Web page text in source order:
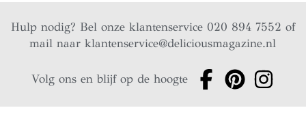
Hulp nodig? Bel onze klantenservice 020 894 7552 of
mail naarklantenservice@deliciousmagazine.nl
Volg ons en blijf op de hoogte